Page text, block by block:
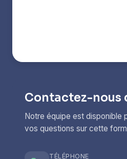
Contactez-
Notre équipe est disponible
vos questions sur cette
TÉLÉPHONE